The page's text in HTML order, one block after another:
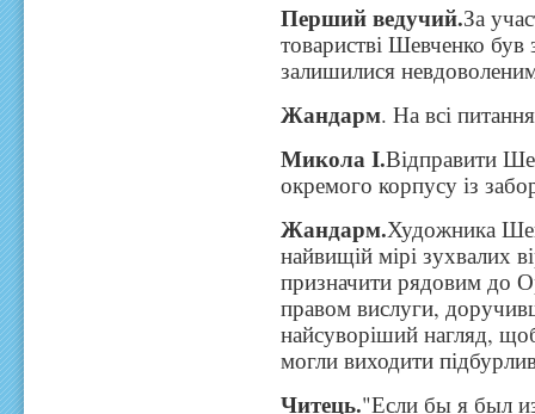
Перший ведучий.За
товаристві Шевченко
залишилися
Жандарм. На всі
Микола І.Відправити
окремого корпусу із
Жандарм.Художника
найвищій мірі зухвалих
призначити рядовим до
правом вислуги,
найсуворіший нагляд,
могли виходити
Читець."Если бы я был